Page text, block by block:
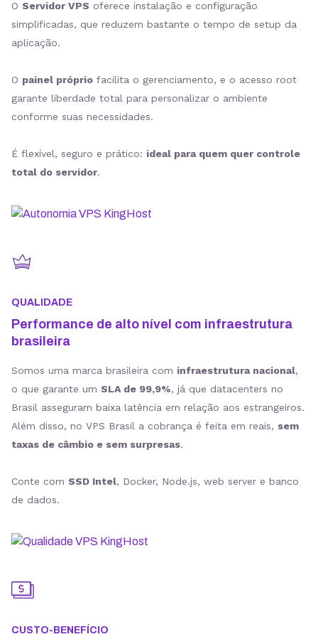
O Servidor VPS oferece instalação e configuração
simplificadas, que reduzem bastante o tempo de setup da
aplicação.
O painel próprio facilita o gerenciamento, e o acesso root
garante liberdade total para personalizar o ambiente
conforme suas necessidades.
É flexível, seguro e prático: ideal para quem quer controle
total do servidor.
QUALIDADE
Performance de alto nível com infraestrutura
brasileira
Somos uma marca brasileira com infraestrutura nacional,
o que garante um SLA de 99,9%, já que datacenters no
Brasil asseguram baixa latência em relação aos estrangeiros.
Além disso, no VPS Brasil a cobrança é feita em reais, sem
taxas de câmbio e sem surpresas.
Conte com SSD Intel, Docker, Node.js, web server e banco
de dados.
CUSTO-BENEFÍCIO